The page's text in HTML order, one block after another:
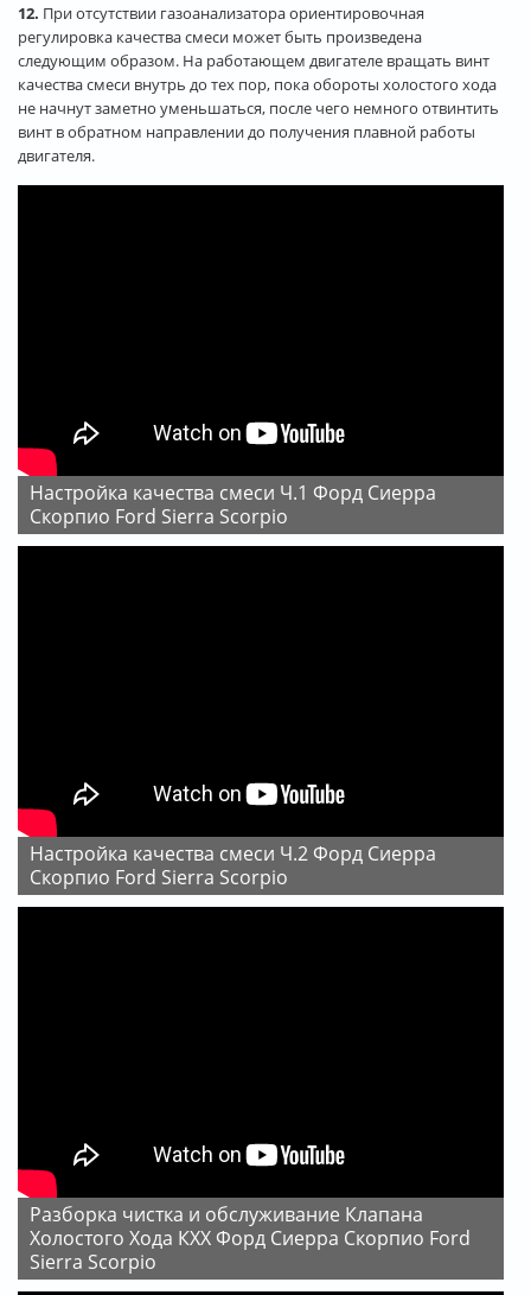
12. При отсутствии газоанализатора ориентировочная
регулировка качества смеси может быть произведена
следующим образом. На работающем двигателе вращать винт
качества смеси внутрь до тех пор, пока обороты холостого хода
не начнут заметно уменьшаться, после чего немного отвинтить
винт в обратном направлении до получения плавной работы
двигателя.
Настройка качества смеси Ч.1 Форд Сиерра
Скорпио Ford Sierra Scorpio
Настройка качества смеси Ч.2 Форд Сиерра
Скорпио Ford Sierra Scorpio
Разборка чистка и обслуживание Клапана
Холостого Хода КХХ Форд Сиерра Скорпио Ford
Sierra Scorpio